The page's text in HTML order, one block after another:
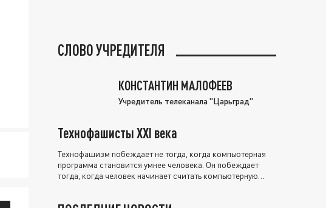
СЛОВО УЧРЕДИТЕЛЯ
КОНСТАНТИН МАЛОФЕЕВ
Учредитель телеканала "Царьград"
Технофашисты XXI века
Технофашизм побеждает не тогда, когда компьютерная
программа становится умнее человека. Он побеждает
тогда, когда человек начинает считать компьютерную